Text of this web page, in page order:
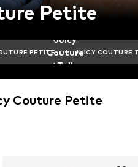
Petite
PETITE
Juicy
Couture
Tall
JUICY COUTURE
Couture Petite